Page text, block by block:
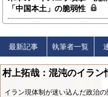
「中国本土」の脆弱性
最新記事 執筆者一覧
村上拓哉：混沌のイラン
イラン現体制が迷い込んだ政治の